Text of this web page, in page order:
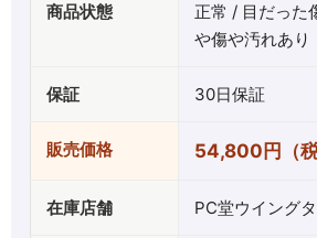
商品状態
正常 / 目だった
や傷や汚れあり
保証 30日保証
販売価格 54,800円（税
在庫店舗 PC堂ウイング